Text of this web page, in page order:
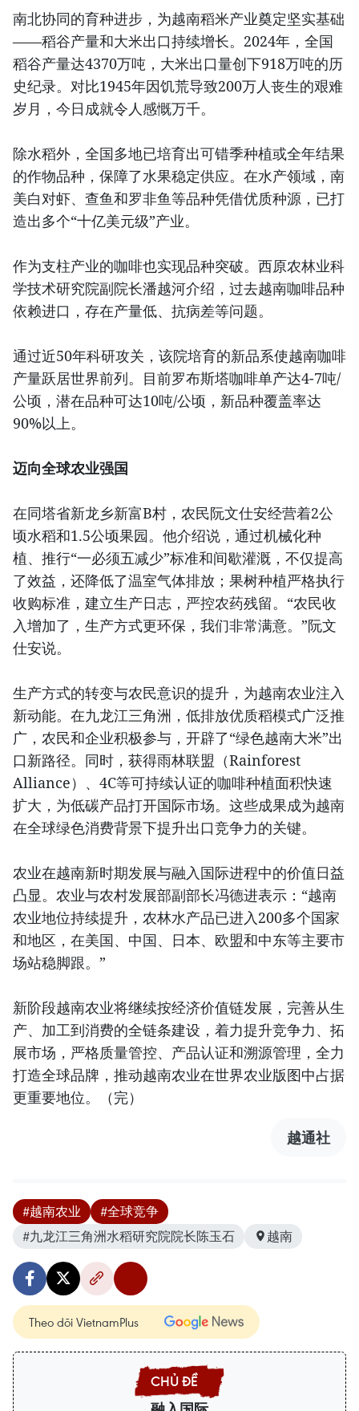
南北协同的育种进步，为越南稻米产业奠定坚实基础
——稻谷产量和大米出口持续增长。2024年，全国
稻谷产量达4370万吨，大米出口量创下918万吨的历
史纪录。对比1945年因饥荒导致200万人丧生的艰难
岁月，今日成就令人感慨万千。
除水稻外，全国多地已培育出可错季种植或全年结果
的作物品种，保障了水果稳定供应。在水产领域，南
美白对虾、查鱼和罗非鱼等品种凭借优质种源，已打
造出多个“十亿美元级”产业。
作为支柱产业的咖啡也实现品种突破。西原农林业科
学技术研究院副院长潘越河介绍，过去越南咖啡品种
依赖进口，存在产量低、抗病差等问题。
通过近50年科研攻关，该院培育的新品系使越南咖啡
产量跃居世界前列。目前罗布斯塔咖啡单产达4-7吨/
公顷，潜在品种可达10吨/公顷，新品种覆盖率达
90%以上。
迈向全球农业强国
在同塔省新龙乡新富B村，农民阮文仕安经营着2公
顷水稻和1.5公顷果园。他介绍说，通过机械化种
植、推行“一必须五减少”标准和间歇灌溉，不仅提高
了效益，还降低了温室气体排放；果树种植严格执行
收购标准，建立生产日志，严控农药残留。“农民收
入增加了，生产方式更环保，我们非常满意。”阮文
仕安说。
生产方式的转变与农民意识的提升，为越南农业注入
新动能。在九龙江三角洲，低排放优质稻模式广泛推
广，农民和企业积极参与，开辟了“绿色越南大米”出
口新路径。同时，获得雨林联盟（Rainforest
Alliance）、4C等可持续认证的咖啡种植面积快速
扩大，为低碳产品打开国际市场。这些成果成为越南
在全球绿色消费背景下提升出口竞争力的关键。
农业在越南新时期发展与融入国际进程中的价值日益
凸显。农业与农村发展部副部长冯德进表示：“越南
农业地位持续提升，农林水产品已进入200多个国家
和地区，在美国、中国、日本、欧盟和中东等主要市
场站稳脚跟。”
新阶段越南农业将继续按经济价值链发展，完善从生
产、加工到消费的全链条建设，着力提升竞争力、拓
展市场，严格质量管控、产品认证和溯源管理，全力
打造全球品牌，推动越南农业在世界农业版图中占据
更重要地位。（完）
越通社
#越南农业
#全球竞争
#九龙江三角洲水稻研究院院长陈玉石
越南
Theo dõi VietnamPlus